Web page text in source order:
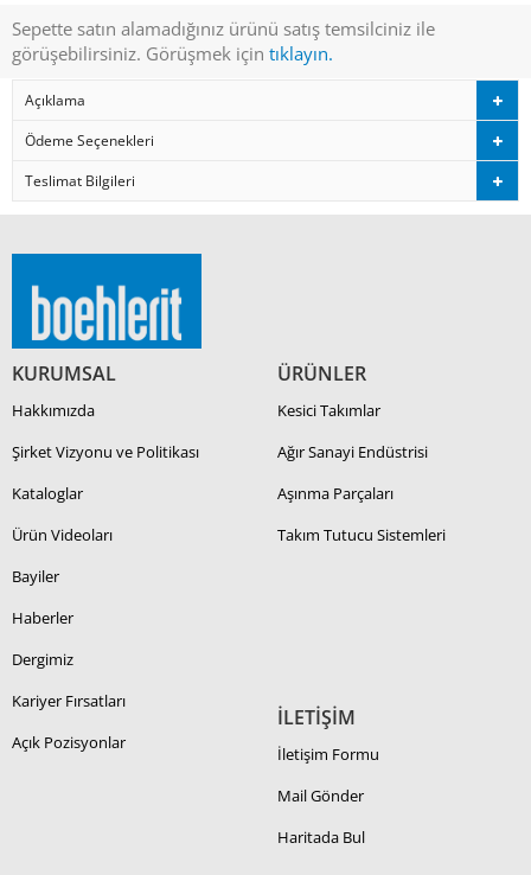
Sepette satın alamadığınız ürünü satış temsilciniz ile
görüşebilirsiniz. Görüşmek için tıklayın.
Açıklama
Ödeme Seçenekleri
Teslimat Bilgileri
KURUMSAL
Hakkımızda
Şirket Vizyonu ve Politikası
Kataloglar
Ürün Videoları
Bayiler
Haberler
Dergimiz
Kariyer Fırsatları
Açık Pozisyonlar
ÜRÜNLER
Kesici Takımlar
Ağır Sanayi Endüstrisi
Aşınma Parçaları
Takım Tutucu Sistemleri
İLETİŞİM
İletişim Formu
Mail Gönder
Haritada Bul